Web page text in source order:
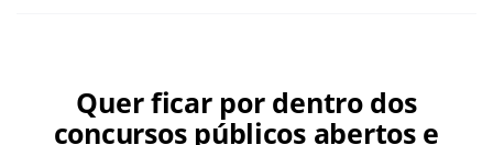
Quer ficar por dentro dos
concursos públicos abertos e